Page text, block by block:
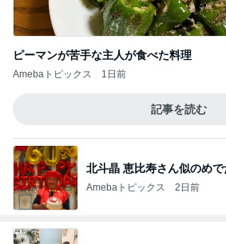
ピーマンが苦手な主人が食べた料理
Amebaトピックス 1日前
記事を読む
北斗晶 恵比寿さん似のめ
Amebaトピックス 2日前